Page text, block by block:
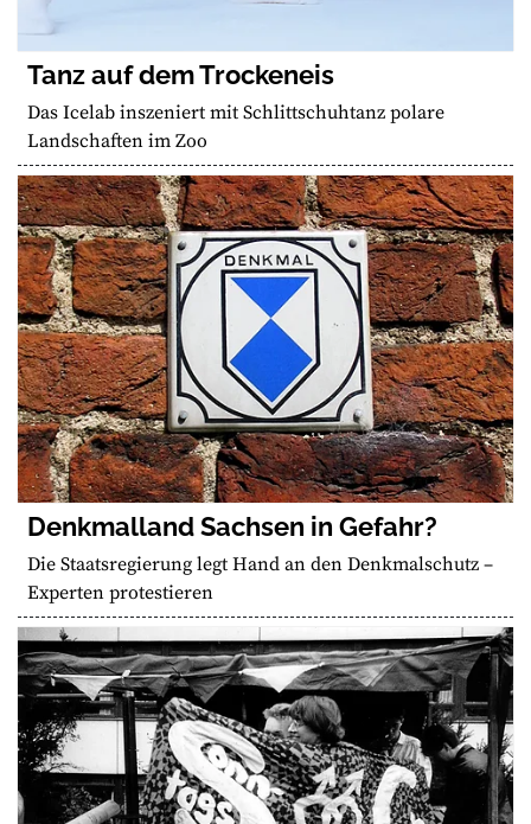
Tanz auf dem Trockeneis
Das Icelab inszeniert mit Schlittschuhtanz polare
Landschaften im Zoo
Denkmalland Sachsen in Gefahr?
Die Staatsregierung legt Hand an den Denkmalschutz –
Experten protestieren